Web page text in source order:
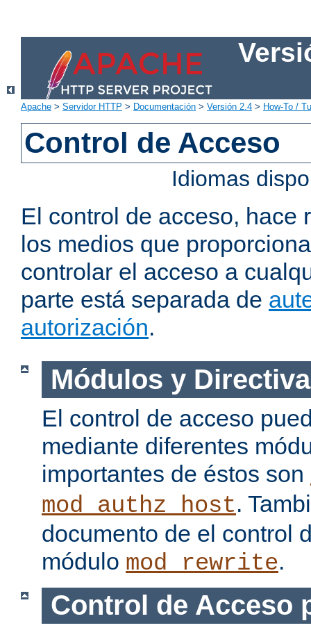
Apache > Servidor HTTP > Documentación > Versión 2.4 > How-To /
Control de Acceso
Idiomas
El control de acceso, hace
los medios que
controlar el acceso a
parte está separada de
autorización.
Módulos y
El control de acceso
mediante diferentes
importantes de éstos son
mod_authz_host.
documento de el control
módulo mod_rewrite.
Control de Acceso